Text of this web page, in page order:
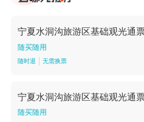
宁夏水洞沟旅游区基础观光通
随买随用
随时退 无需换票
宁夏水洞沟旅游区基础观光通
随买随用